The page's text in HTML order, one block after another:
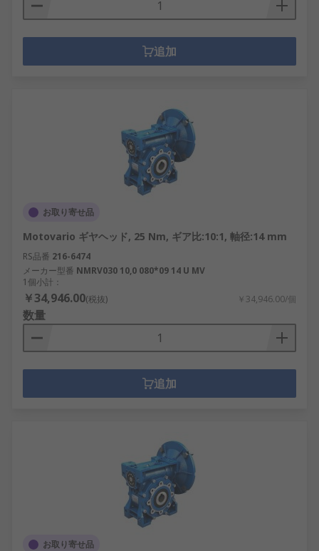
追加
お取り寄せ品
Motovario ギヤヘッド, 25 Nm, ギア比:10:1, 軸径:14 mm
RS品番 216-6474
メーカー型番 NMRV030 10,0 080*09 14 U MV
1個小計：
￥34,946.00(税抜) ￥34,946.00/個
数量
追加
お取り寄せ品